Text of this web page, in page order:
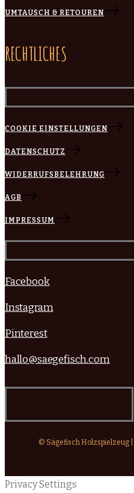
UMTAUSCH & RETOUREN
RECHTLICHES
COOKIE EINSTELLUNGEN
DATENSCHUTZ
WIDERRUFSBELEHRUNG
AGB
IMPRESSUM
Facebook
Instagram
Pinterest
hallo@saegefisch.com
© Sägefisch Holzspielzeug |
Privacy Settings